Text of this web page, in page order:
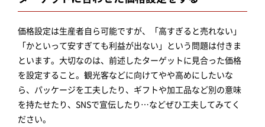
価格設定は生産者自ら可能ですが、「高すぎると売れない」
「かといって安すぎても利益が出ない」という問題は付きま
といます。大切なのは、前述したターゲットに見合った価格
を設定すること。観光客などに向けてやや高めにしたいな
ら、パッケージを工夫したり、ギフトや加工品など別の意味
を持たせたり、SNSで宣伝したり…などぜひ工夫してみてく
ださい。